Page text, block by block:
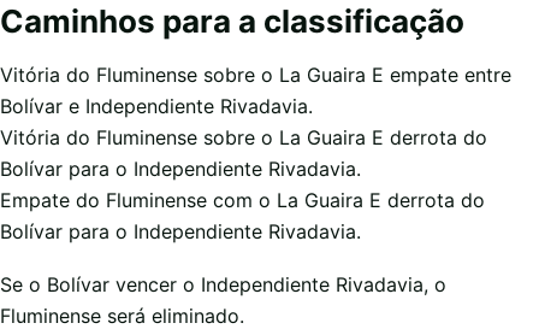
Caminhos para a classificação
Vitória do Fluminense sobre o La Guaira E empate entre
Bolívar e Independiente Rivadavia.
Vitória do Fluminense sobre o La Guaira E derrota do
Bolívar para o Independiente Rivadavia.
Empate do Fluminense com o La Guaira E derrota do
Bolívar para o Independiente Rivadavia.
Se o Bolívar vencer o Independiente Rivadavia, o
Fluminense será eliminado.